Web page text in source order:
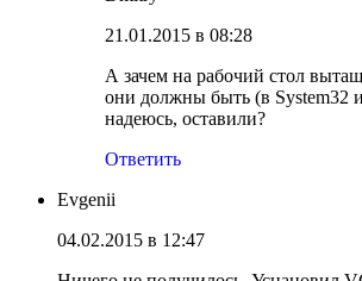
21.01.2015 в 08:28
А зачем на рабочий стол
они должны быть (в System32
надеюсь, оставили?
Ответить
Evgenii
04.02.2015 в 12:47